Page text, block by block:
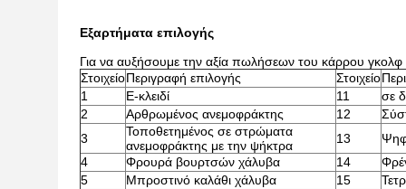
Εξαρτήματα επιλογής
Για να αυξήσουμε την αξία πωλήσεων του κάρρου
ΣτοιχείοΠεριγραφή επιλογής Στοιχείο
1
Ε-κλειδί 11
σε
2
Αρθρωμένος ανεμοφράκτης 12
3
Τοποθετημένος σε στρώματα
ανεμοφράκτης με την ψήκτρα
13
4
Φρουρά βουρτσών χάλυβα 14
5
Μπροστινό καλάθι χάλυβα 15